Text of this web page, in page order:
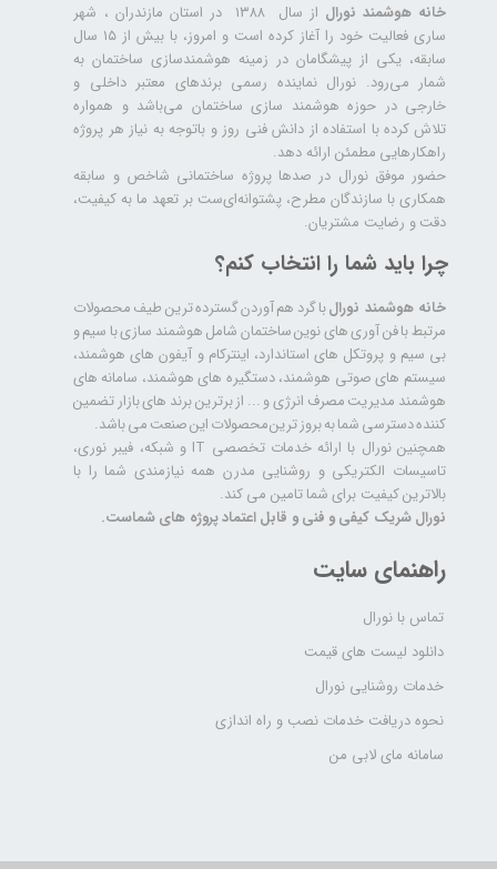
خانه هوشمند نورال
از سال ۱۳۸۸ در استان مازندران ، شهر
ساری فعالیت خود را آغاز کرده است و امروز، با بیش از ۱۵ سال
سابقه، یکی از پیشگامان در زمینه هوشمندسازی ساختمان به
شمار می‌رود. نورال نماینده رسمی برندهای معتبر داخلی و
خارجی در حوزه هوشمند سازی ساختمان می‌باشد و همواره
تلاش کرده با استفاده از دانش فنی روز و باتوجه به نیاز هر پروژه
راهکارهایی مطمئن ارائه دهد.
حضور موفق نورال در صدها پروژه‌ ساختمانی شاخص و سابقه
همکاری با سازندگان مطرح، پشتوانه‌ای‌ست بر تعهد ما به کیفیت،
دقت و رضایت مشتریان.
راهنمای سایت
تماس با نورال
دانلود لیست های قیمت
خدمات روشنایی نورال
نحوه دریافت خدمات نصب و راه اندازی
سامانه مای لابی من
چرا باید شما را انتخاب کنم؟
خانه هوشمند نورالبا گرد هم آوردن گسترده ترین طیف محصولات
مرتبط با فن آوری های نوین ساختمان شامل هوشمند سازی با سیم و
بی سیم و پروتکل های استاندارد، اینترکام و آیفون های هوشمند،
سیستم های صوتی هوشمند، دستگیره های هوشمند، سامانه های
هوشمند مدیریت مصرف انرژی و ... از برترین برند های بازار تضمین
کننده دسترسی شما به بروز ترین محصولات این صنعت می باشد.
همچنین نورال با ارائه خدمات تخصصی IT و شبکه، فیبر نوری،
تاسیسات الکتریکی و روشنایی مدرن همه نیازمندی شما را با
بالاترین کیفیت برای شما تامین می کند.
نورال شریک کیفی و فنی و قابل اعتماد پروژه های شماست.